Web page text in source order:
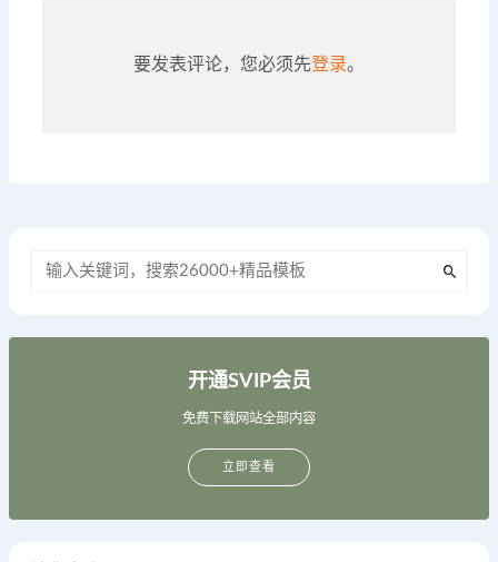
要发表评论，您必须先登录。
开通SVIP会员
免费下载网站全部内容
立即查看